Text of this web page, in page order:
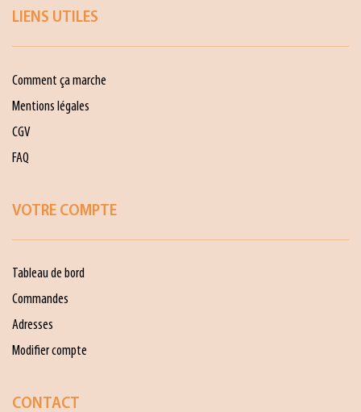
LIENS UTILES
Comment ça marche
Mentions légales
CGV
FAQ
VOTRE COMPTE
Tableau de bord
Commandes
Adresses
Modifier compte
CONTACT